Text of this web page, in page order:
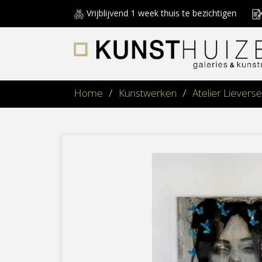
Vrijblijvend 1 week thuis te bezichtigen
Home / Kunstwerken / Atelier Lieverse